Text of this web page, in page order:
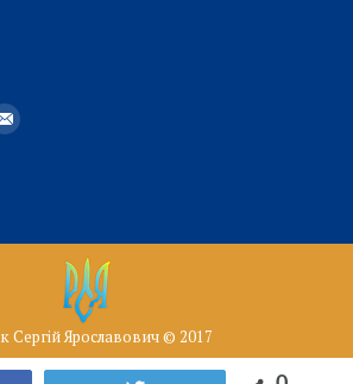
Електронна
Сергій Ярославович © 2017